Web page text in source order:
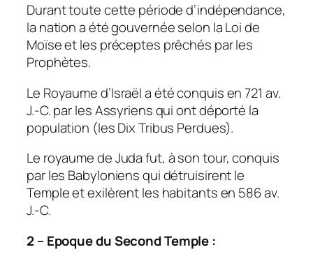
Durant toute cette période d’indépendance,
la nation a été gouvernée selon la Loi de
Moïse et les préceptes prêchés par les
Prophètes.
Le Royaume d’Israël a été conquis en 721 av.
J.-C. par les Assyriens qui ont déporté la
population (les Dix Tribus Perdues).
Le royaume de Juda fut, à son tour, conquis
par les Babyloniens qui détruisirent le
Temple et exilèrent les habitants en 586 av.
J.-C.
2 – Epoque du Second Temple :